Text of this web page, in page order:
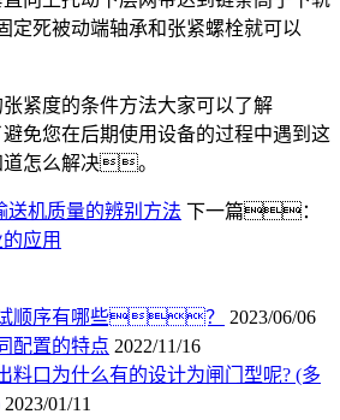
死被动端轴承和张紧螺栓就可以
度的条件方法大家可以了解
您在后期使用设备的过程中遇到这
道怎么解决。
送机质量的辨别方法 下一篇：
应用
试顺序有哪些？
2023/06/06
配置的特点 2022/11/16
料口为什么有的设计为闸门型呢? (多
2023/01/11